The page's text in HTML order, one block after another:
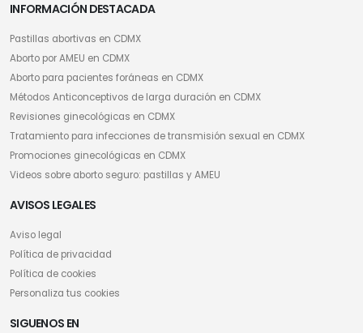
INFORMACIÓN DESTACADA
Pastillas abortivas en CDMX
Aborto por AMEU en CDMX
Aborto para pacientes foráneas en CDMX
Métodos Anticonceptivos de larga duración en CDMX
Revisiones ginecológicas en CDMX
Tratamiento para infecciones de transmisión sexual en CDMX
Promociones ginecológicas en CDMX
Videos sobre aborto seguro: pastillas y AMEU
AVISOS LEGALES
Aviso legal
Política de privacidad
Política de cookies
Personaliza tus cookies
SIGUENOS EN